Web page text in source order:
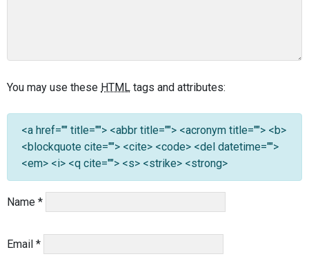
You may use these HTML tags and attributes:
<a href="" title=""> <abbr title=""> <acronym title=""> <b>
<blockquote cite=""> <cite> <code> <del datetime="">
<em> <i> <q cite=""> <s> <strike> <strong>
Name *
Email *